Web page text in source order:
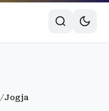
/Jogja